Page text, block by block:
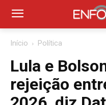
Início Política
Lula e
rejeição